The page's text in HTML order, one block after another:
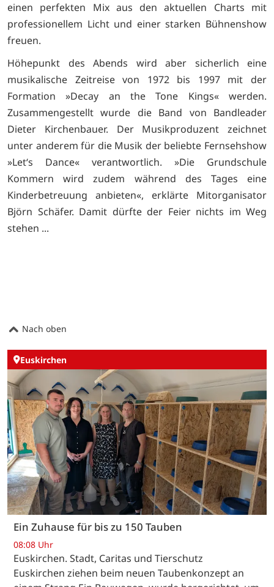
einen perfekten Mix aus den aktuellen Charts mit
professionellem Licht und einer starken Bühnenshow
freuen.
Höhepunkt des Abends wird aber sicherlich eine
musikalische Zeitreise von 1972 bis 1997 mit der
Formation »Decay an the Tone Kings« werden.
Zusammengestellt wurde die Band von Bandleader
Dieter Kirchenbauer. Der Musikproduzent zeichnet
unter anderem für die Musik der beliebte Fernsehshow
»Let‘s Dance« verantwortlich. »Die Grundschule
Kommern wird zudem während des Tages eine
Kinderbetreuung anbieten«, erklärte Mitorganisator
Björn Schäfer. Damit dürfte der Feier nichts im Weg
stehen ...
Nach oben
Euskirchen
Ein Zuhause für bis zu 150 Tauben
08:08 Uhr
Euskirchen. Stadt, Caritas und Tierschutz
Euskirchen ziehen beim neuen Taubenkonzept an